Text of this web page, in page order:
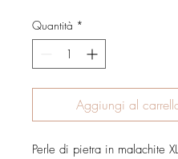
Quantità *
Aggiungi al
Perle di pietra in malachite XL